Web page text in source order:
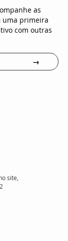
as
uma primeira
com outras
site,